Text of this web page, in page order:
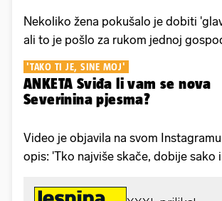
Nekoliko žena pokušalo je dobiti
ali to je pošlo za rukom jednoj
'TAKO TI JE, SINE MOJ'
ANKETA Sviđa li vam se nova
Severinina pjesma?
Video je objavila na svom
opis: 'Tko najviše skače, dobije sako